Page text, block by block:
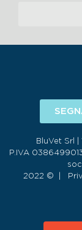
BluVet Srl
P.IVA
2022 © |